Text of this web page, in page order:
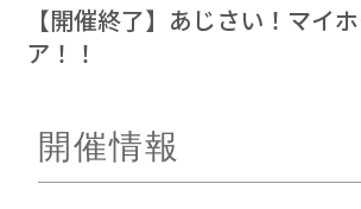
【開催終了】あじさい！マイ
ア！！
開催情報